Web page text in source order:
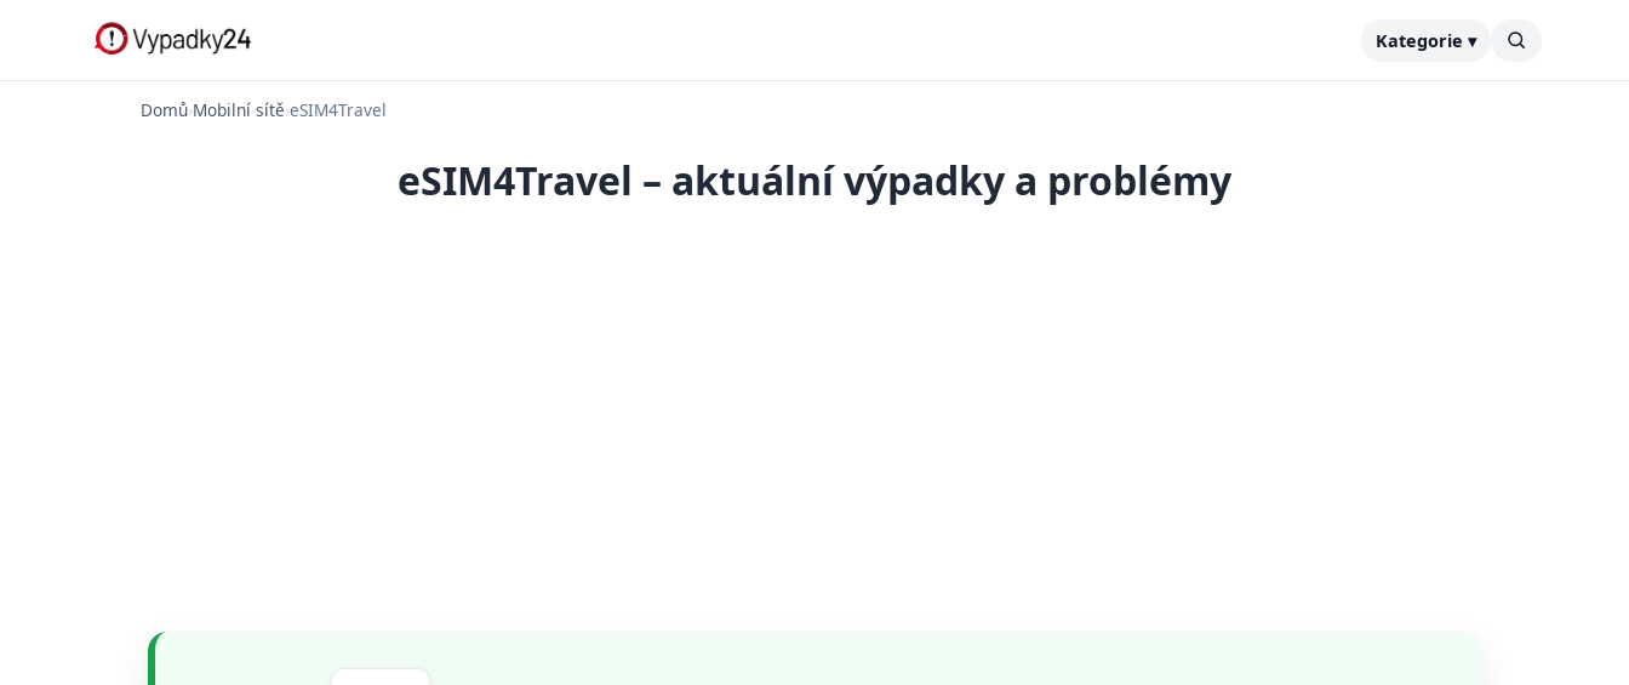
Kategorie ▾
Domů›Mobilní sítě›eSIM4Travel
eSIM4Travel – aktuální výpadky a problémy